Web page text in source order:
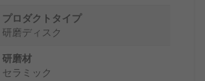
プロダクトタイプ
研磨ディスク
研磨材
セラミック